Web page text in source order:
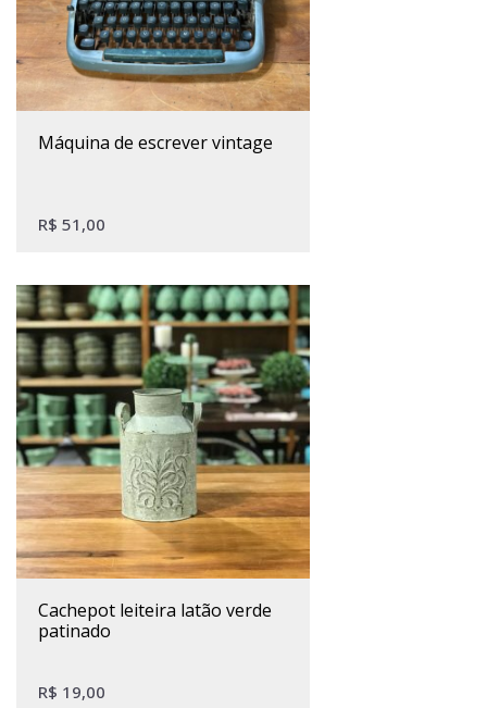
máquina de escrever vintage
R$ 51,00
cachepot leiteira latão verde
patinado
R$ 19,00